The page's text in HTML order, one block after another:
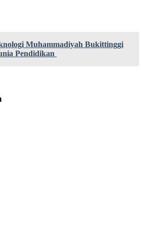
Muhammadiyah Bukittinggi
Pendidikan